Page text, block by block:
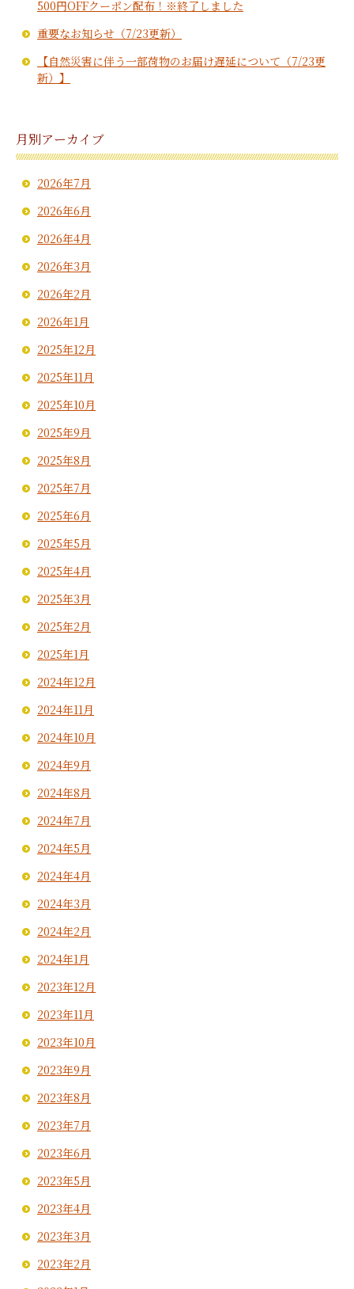
500円OFFクーポン配布！※終了しました
重要なお知らせ（7/23更新）
【自然災害に伴う一部荷物のお届け遅延について（7/23更
新）】
月別アーカイブ
2026年7月
2026年6月
2026年4月
2026年3月
2026年2月
2026年1月
2025年12月
2025年11月
2025年10月
2025年9月
2025年8月
2025年7月
2025年6月
2025年5月
2025年4月
2025年3月
2025年2月
2025年1月
2024年12月
2024年11月
2024年10月
2024年9月
2024年8月
2024年7月
2024年5月
2024年4月
2024年3月
2024年2月
2024年1月
2023年12月
2023年11月
2023年10月
2023年9月
2023年8月
2023年7月
2023年6月
2023年5月
2023年4月
2023年3月
2023年2月